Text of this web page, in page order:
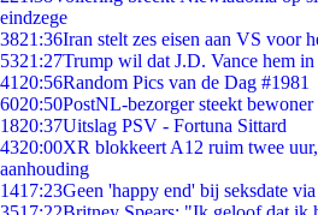
eindzege
3821:36Iran stelt zes eisen aan VS voor
5321:27Trump wil dat J.D. Vance hem
41 20:56Random Pics van de Dag #1981
6020:50PostNL-bezorger steekt
1820:37Uitslag PSV - Fortuna Sittard
4320:00XR blokkeert A12 ruim twee
aanhouding
1417:23Geen 'happy end' bij seksdate